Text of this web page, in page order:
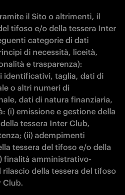
il Sito o altrimenti, il
tifoso e/o della tessera Inter
categorie di dati
di necessità, liceità,
e trasparenza):
identificativi, taglia, dati di
o altri numeri di
dati di natura finanziaria,
(i) emissione e gestione della
tessera Inter Club,
(ii) adempimenti
tessera del tifoso e/o della
finalità amministrativo-
della tessera del tifoso
Club.